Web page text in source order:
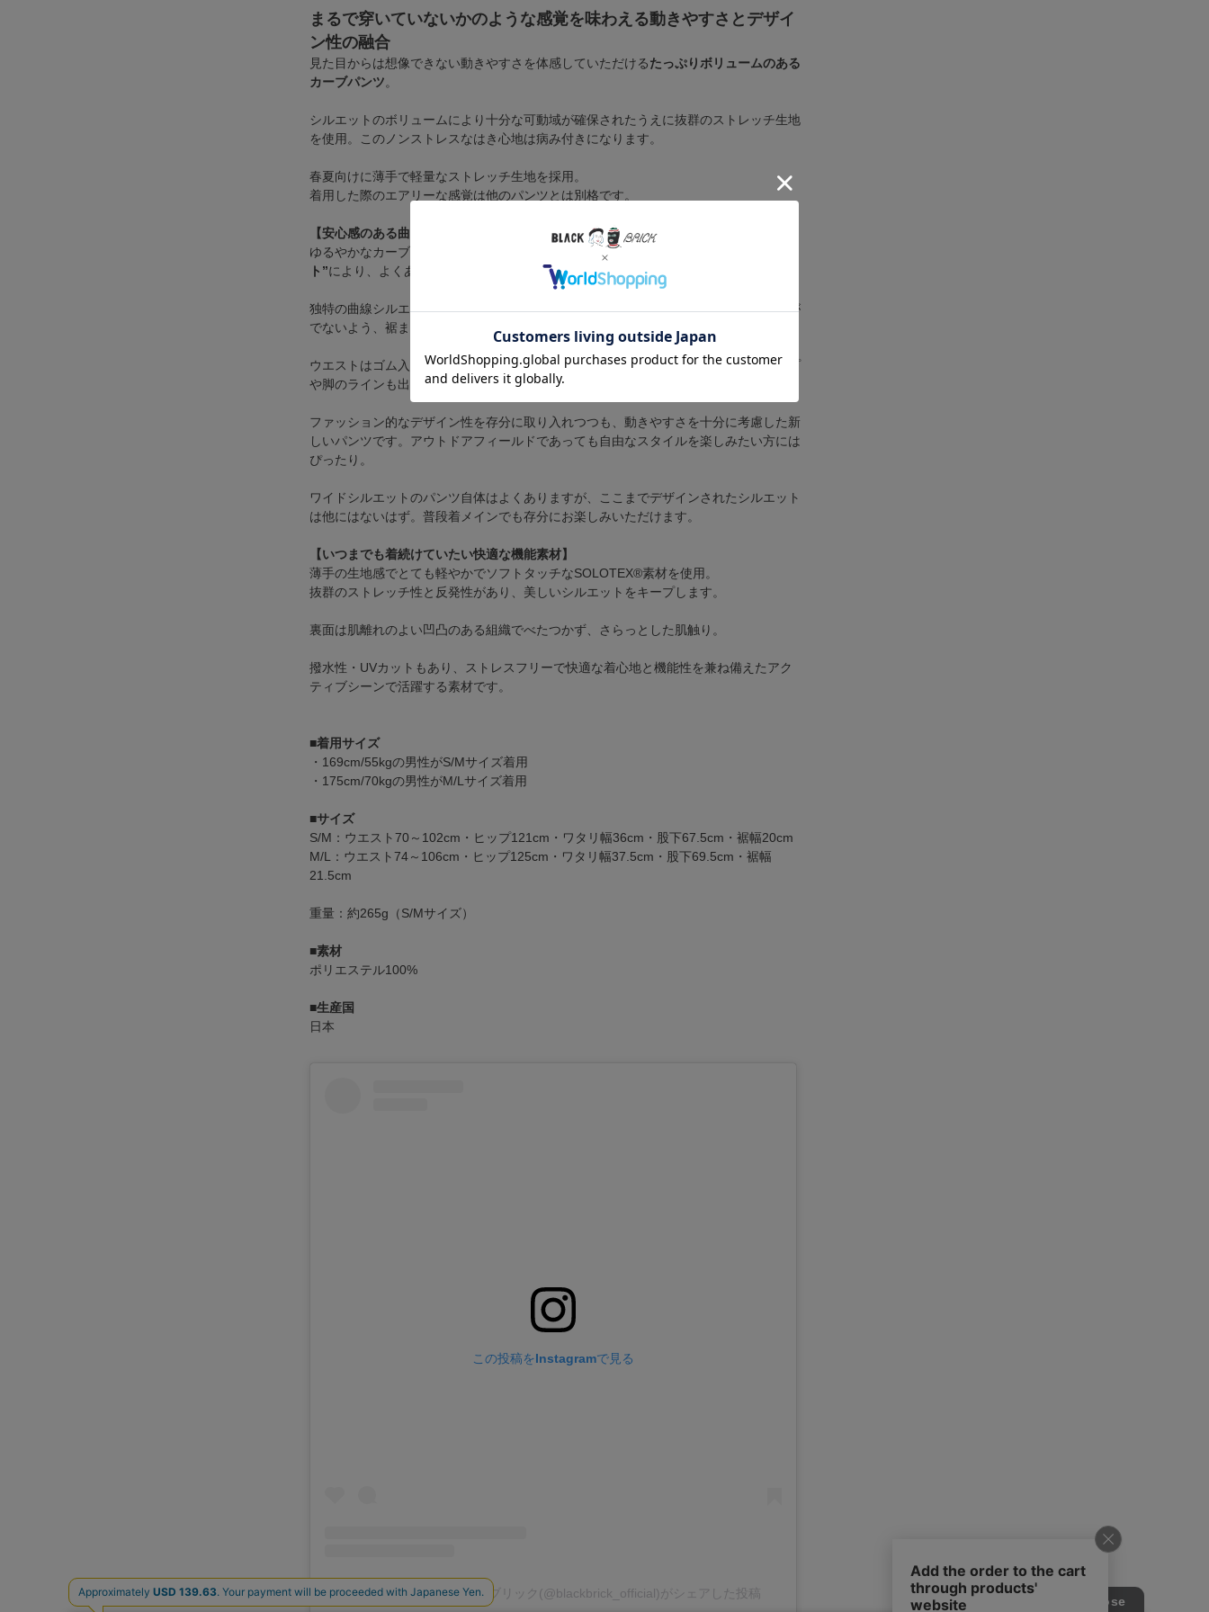
まるで穿いていないかのような感覚を味わえる動きやすさとデザイ
ン性の融合
見た目からは想像できない動きやすさを体感していただけるたっぷりボリュームのある
カーブパンツ。
シルエットのボリュームにより十分な可動域が確保されたうえに抜群のストレッチ生地
を使用。このノンストレスなはき心地は病み付きになります。
春夏向けに薄手で軽量なストレッチ生地を採用。
着用した際のエアリーな感覚は他のパンツとは別格です。
【安心感のある曲線美】
ゆるやかなカーブシルエットが特徴。こだわり抜いた“穿いたときの綺麗なシルエッ
ト”により、よくある太いだけの野暮ったいワイドパンツ感は一切ありません。
独特の曲線シルエットは膝まわりにゆとりがあり動きやすさも魅力。足さばきに影響が
でないよう、裾まわりはバタつかない設計。
ウエストはゴム入りなのでお腹周りはとても楽ちん。紐で絞ることも可能です。ヒップ
や脚のラインも出ずリラックスして着用いただけます。
ファッション的なデザイン性を存分に取り入れつつも、動きやすさを十分に考慮した新
しいパンツです。アウトドアフィールドであっても自由なスタイルを楽しみたい方には
ぴったり。
ワイドシルエットのパンツ自体はよくありますが、ここまでデザインされたシルエット
は他にはないはず。普段着メインでも存分にお楽しみいただけます。
【いつまでも着続けていたい快適な機能素材】
薄手の生地感でとても軽やかでソフトタッチなSOLOTEX®素材を使用。
抜群のストレッチ性と反発性があり、美しいシルエットをキープします。
裏面は肌離れのよい凹凸のある組織でべたつかず、さらっとした肌触り。
撥水性・UVカットもあり、ストレスフリーで快適な着心地と機能性を兼ね備えたアク
ティブシーンで活躍する素材です。
■着用サイズ
・169cm/55kgの男性がS/Mサイズ着用
・175cm/70kgの男性がM/Lサイズ着用
■サイズ
S/M：ウエスト70～102cm・ヒップ121cm・ワタリ幅36cm・股下67.5cm・裾幅20cm
M/L：ウエスト74～106cm・ヒップ125cm・ワタリ幅37.5cm・股下69.5cm・裾幅
21.5cm
重量：約265g（S/Mサイズ）
■素材
ポリエステル100%
■生産国
日本
この投稿をInstagramで見る
BLACK BRICK / ブラックブリック(@blackbrick_official)がシェアした投稿